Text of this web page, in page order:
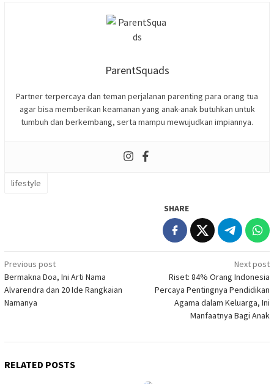
ParentSquads
Partner terpercaya dan teman perjalanan parenting para orang tua
agar bisa memberikan keamanan yang anak-anak butuhkan untuk
tumbuh dan berkembang, serta mampu mewujudkan impiannya.
lifestyle
SHARE
Post
navigation
Previous post
Bermakna Doa, Ini Arti Nama
Alvarendra dan 20 Ide Rangkaian
Namanya
Next post
Riset: 84% Orang Indonesia
Percaya Pentingnya Pendidikan
Agama dalam Keluarga, Ini
Manfaatnya Bagi Anak
RELATED POSTS